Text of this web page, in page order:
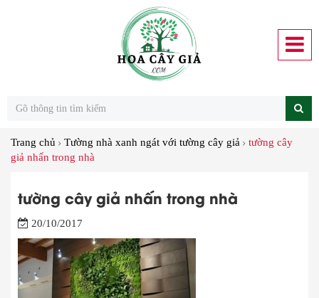
Trang chủ Tường nhà xanh ngát với tường cây giả
tường cây
giả nhấn trong nhà
tường cây giả nhấn trong nhà
20/10/2017